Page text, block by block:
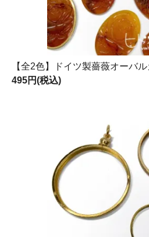
【全2色】ドイツ製薔薇オーバ
495円(税込)